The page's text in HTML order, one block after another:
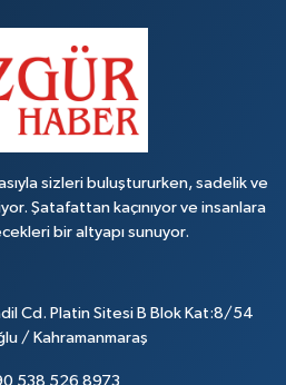
sizleri buluştururken, sadelik ve
Şatafattan kaçınıyor ve insanlara
bir altyapı sunuyor.
Cd. Platin Sitesi B Blok Kat:8/54
/ Kahramanmaraş
538 526 8973